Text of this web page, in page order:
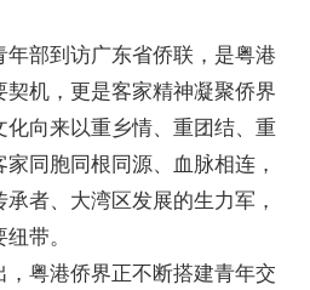
部到访广东省侨联，是粤港
机，更是客家精神凝聚侨界
向来以重乡情、重团结、重
同胞同根同源、血脉相连，
者、大湾区发展的生力军，
带。
粤港侨界正不断搭建青年交